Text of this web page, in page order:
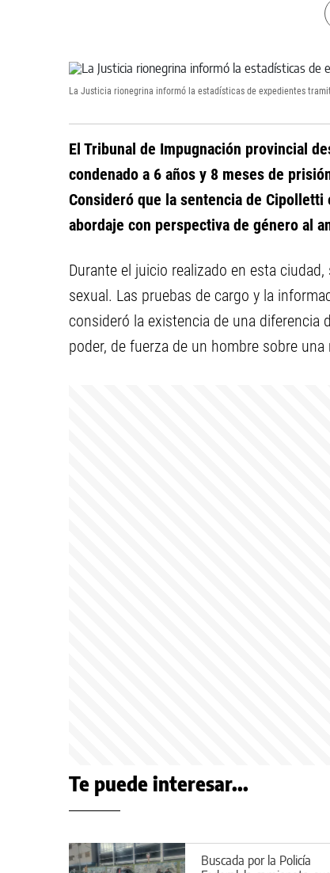
La Justicia rionegrina informó la estadísticas de expedientes
El Tribunal de Impugnación provincial
condenado a 6 años y 8 meses de
Consideró que la sentencia de
abordaje con perspectiva de género al
Durante el juicio realizado en esta
sexual. Las pruebas de cargo y la
consideró la existencia de una diferencia
poder, de fuerza de un hombre sobre
Te puede interesar...
Buscada por la Policía